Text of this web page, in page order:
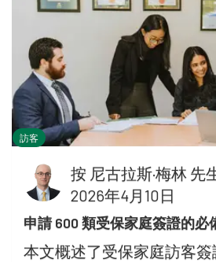
訪客
按 尼古拉斯·梅林 先
2026年4月10日
申請 600 類受保家庭簽證的必
本文概述了受保家庭訪客